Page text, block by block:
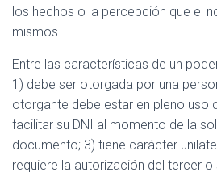
los hechos o la percepción que el
mismos.
Entre las características de un
1) debe ser otorgada por una
otorgante debe estar en pleno uso
facilitar su DNI al momento de la
documento; 3) tiene carácter
requiere la autorización del tercer o